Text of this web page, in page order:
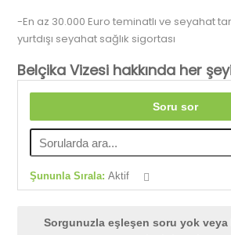
-En az 30.000 Euro teminatlı ve seyahat
yurtdışı seyahat sağlık sigortası
Belçika Vizesi hakkında her
Soru sor
Şununla Sırala:Aktif
Sorgunuzla eşleşen soru yok veya